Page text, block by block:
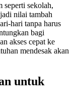
seperti sekolah,
nilai tambah
hari tanpa harus
bagi
akses cepat ke
mendesak akan
untuk